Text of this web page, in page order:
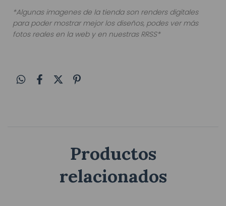
*Algunas imagenes de la tienda son renders digitales
para poder mostrar mejor los diseños, podes ver más
fotos reales en la web y en nuestras RRSS*
Productos
relacionados